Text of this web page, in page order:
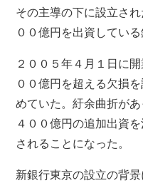
その主導の下に設立さ
００億円を出資している
２００５年４月１日に
００億円を超える欠損
めていた。紆余曲折が
４００億円の追加出資
されることになった。
新銀行東京の設立の背